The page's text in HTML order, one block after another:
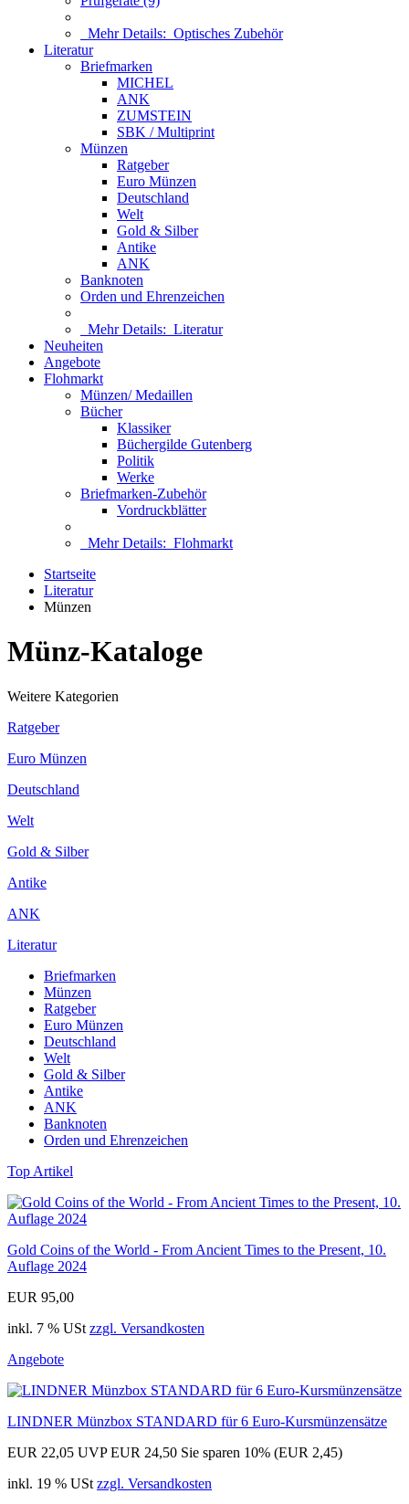
Mehr Details: Optisches Zubehör
Literatur
Briefmarken
MICHEL
ANK
ZUMSTEIN
SBK / Multiprint
Münzen
Ratgeber
Euro Münzen
Deutschland
Welt
Gold & Silber
Antike
ANK
Banknoten
Orden und Ehrenzeichen
Mehr Details: Literatur
Neuheiten
Angebote
Flohmarkt
Münzen/ Medaillen
Bücher
Klassiker
Büchergilde Gutenberg
Politik
Werke
Briefmarken-Zubehör
Vordruckblätter
Mehr Details: Flohmarkt
Startseite
Literatur
Münzen
Münz-Kataloge
Weitere Kategorien
Ratgeber
Euro Münzen
Deutschland
Welt
Gold & Silber
Antike
ANK
Literatur
Briefmarken
Münzen
Ratgeber
Euro Münzen
Deutschland
Welt
Gold & Silber
Antike
ANK
Banknoten
Orden und Ehrenzeichen
Top Artikel
Gold Coins of the World - From Ancient Times to the Present, 10.
Auflage 2024
EUR 95,00
inkl. 7 % USt zzgl. Versandkosten
Angebote
LINDNER Münzbox STANDARD für 6 Euro-Kursmünzensätze
EUR 22,05 UVP EUR 24,50 Sie sparen 10% (EUR 2,45)
inkl. 19 % USt zzgl. Versandkosten